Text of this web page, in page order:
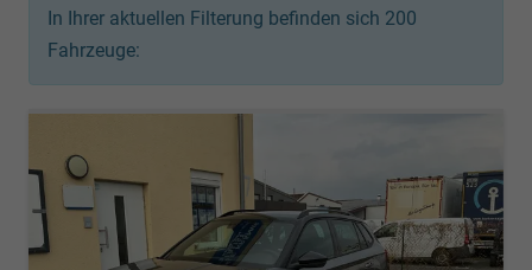
In Ihrer aktuellen Filterung befinden sich 200
Fahrzeuge: